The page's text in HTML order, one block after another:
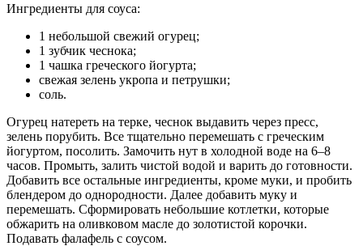
Ингредиенты для соуса:
1 небольшой свежий огурец;
1 зубчик чеснока;
1 чашка греческого йогурта;
свежая зелень укропа и петрушки;
соль.
Огурец натереть на терке, чеснок выдавить через пресс,
зелень порубить. Все тщательно перемешать с греческим
йогуртом, посолить. Замочить нут в холодной воде на 6–8
часов. Промыть, залить чистой водой и варить до готовности.
Добавить все остальные ингредиенты, кроме муки, и пробить
блендером до однородности. Далее добавить муку и
перемешать. Сформировать небольшие котлетки, которые
обжарить на оливковом масле до золотистой корочки.
Подавать фалафель с соусом.